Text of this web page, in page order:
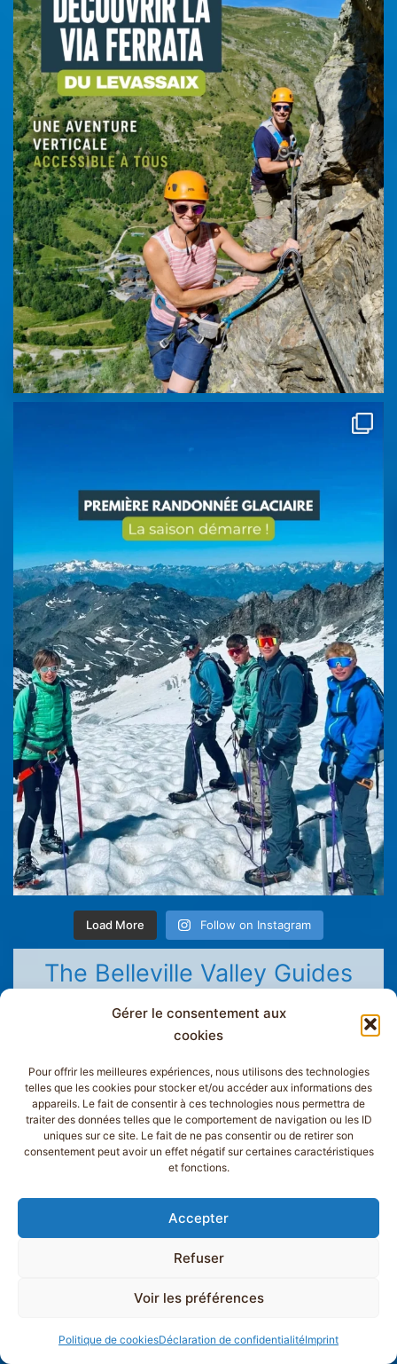
Gérer le consentement aux
cookies
Pour offrir les meilleures expériences, nous utilisons des technologies
telles que les cookies pour stocker et/ou accéder aux informations des
appareils. Le fait de consentir à ces technologies nous permettra de
traiter des données telles que le comportement de navigation ou les ID
uniques sur ce site. Le fait de ne pas consentir ou de retirer son
consentement peut avoir un effet négatif sur certaines caractéristiques
et fonctions.
Accepter
Refuser
Voir les préférences
Politique de cookiesDéclaration de confidentialitéImprint
Load More Follow on Instagram
The Belleville Valley Guides
Office
mountain bike instructors, our professionals have
been helping you learn or improve your skills in
complete safety in all mountain activities since 1967.
With us, experience wonderful adventures during
Menuires or Val Thorens! Our goal: to make your
stay an unforgettable moment and to help you
discover all the riches and secrets of our beautiful
Every mountain activity, at